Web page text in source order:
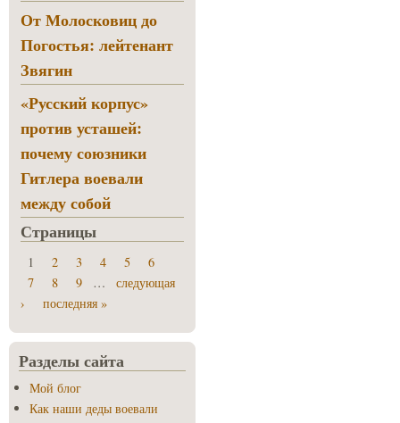
От Молосковиц до
Погостья: лейтенант
Звягин
«Русский корпус»
против усташей:
почему союзники
Гитлера воевали
между собой
Страницы
1 2 3 4 5
6
7
8 9 …
следующая
›
последняя »
Разделы сайта
Мой блог
Как наши деды воевали